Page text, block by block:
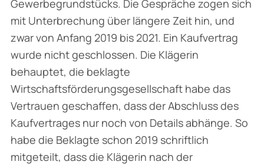
Gewerbegrundstücks. Die Gespräche zogen sich
mit Unterbrechung über längere Zeit hin, und
zwar von Anfang 2019 bis 2021. Ein Kaufvertrag
wurde nicht geschlossen. Die Klägerin
behauptet, die beklagte
Wirtschaftsförderungsgesellschaft habe das
Vertrauen geschaffen, dass der Abschluss des
Kaufvertrages nur noch von Details abhänge. So
habe die Beklagte schon 2019 schriftlich
mitgeteilt, dass die Klägerin nach der